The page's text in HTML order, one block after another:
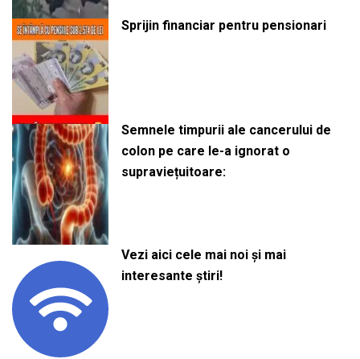
Sprijin financiar pentru pensionari
Semnele timpurii ale cancerului de
colon pe care le-a ignorat o
supraviețuitoare:
Vezi aici cele mai noi și mai
interesante știri!